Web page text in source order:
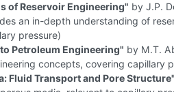
of Reservoir Engineering" by J.P.
an in-depth understanding of
pressure)
Petroleum Engineering" by M.T.
concepts, covering capillary
Fluid Transport and Pore Structure"